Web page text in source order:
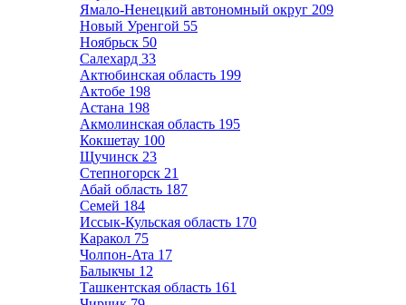
Ямало-Ненецкий автономный округ 209
Новый Уренгой 55
Ноябрьск 50
Салехард 33
Актюбинская область 199
Актобе 198
Астана 198
Акмолинская область 195
Кокшетау 100
Щучинск 23
Степногорск 21
Абай область 187
Семей 184
Иссык-Кульская область 170
Каракол 75
Чолпон-Ата 17
Балыкчы 12
Ташкентская область 161